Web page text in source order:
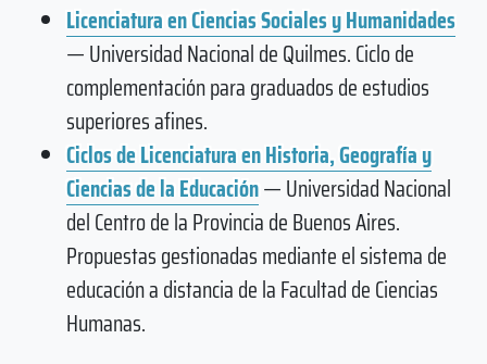
Licenciatura en Ciencias Sociales y Humanidades
— Universidad Nacional de Quilmes. Ciclo de
complementación para graduados de estudios
superiores afines.
Ciclos de Licenciatura en Historia, Geografía y
Ciencias de la Educación— Universidad Nacional
del Centro de la Provincia de Buenos Aires.
Propuestas gestionadas mediante el sistema de
educación a distancia de la Facultad de Ciencias
Humanas.